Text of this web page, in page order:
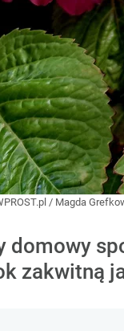
/ Magda
domowy
zakwitną